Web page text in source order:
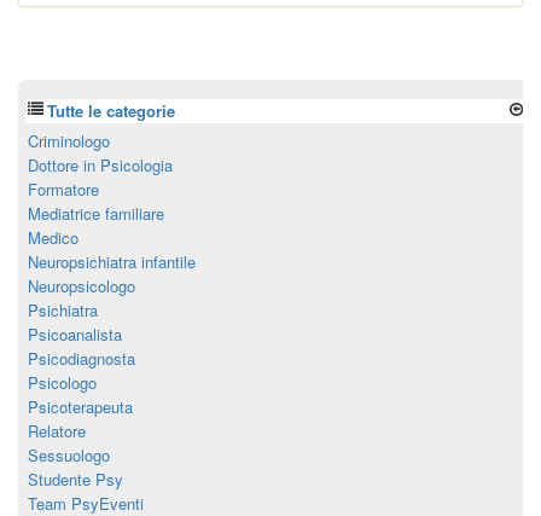
Tutte le categorie
Criminologo
Dottore in Psicologia
Formatore
Mediatrice familiare
Medico
Neuropsichiatra infantile
Neuropsicologo
Psichiatra
Psicoanalista
Psicodiagnosta
Psicologo
Psicoterapeuta
Relatore
Sessuologo
Studente Psy
Team PsyEventi